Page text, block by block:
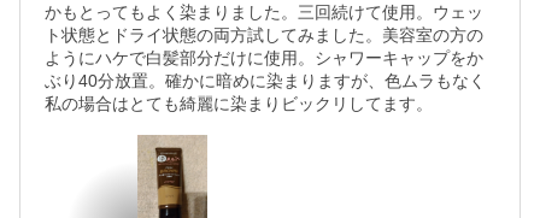
かもとってもよく染まりました。三回続けて使用。ウェッ
ト状態とドライ状態の両方試してみました。美容室の方の
ようにハケで白髪部分だけに使用。シャワーキャップをか
ぶり40分放置。確かに暗めに染まりますが、色ムラもなく
私の場合はとても綺麗に染まりビックリしてます。